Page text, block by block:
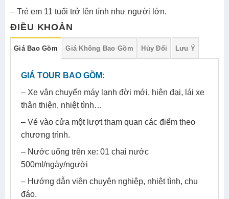
– Trẻ em 11 tuổi trở lên tính như người lớn.
ĐIỀU KHOẢN
Giá Bao Gồm Giá Không Bao Gồm Hủy Đổi Lưu Ý
GIÁ TOUR BAO GỒM:
– Xe vận chuyển máy lạnh đời mới, hiện đại, lái xe
thân thiện, nhiệt tình…
– Vé vào cửa một lượt tham quan các điểm theo
chương trình.
– Nước uống trên xe: 01 chai nước
500ml/ngày/người
– Hướng dẫn viên chuyên nghiệp, nhiệt tình, chu
đáo.